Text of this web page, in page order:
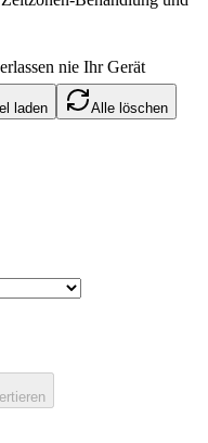
nie Ihr Gerät
laden Alle löschen